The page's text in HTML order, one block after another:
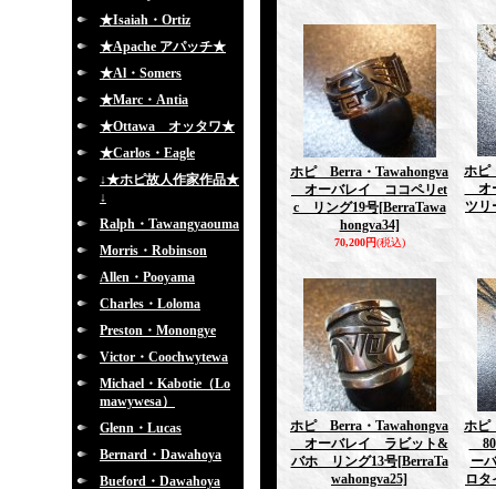
★Isaiah・Ortiz
★Apache アパッチ★
★Al・Somers
★Marc・Antia
★Ottawa オッタワ★
★Carlos・Eagle
↓★ホピ故人作家作品★
↓
Ralph・Tawangyaouma
Morris・Robinson
Allen・Pooyama
Charles・Loloma
Preston・Monongye
Victor・Coochwytewa
Michael・Kabotie（Lo
mawywesa）
Glenn・Lucas
Bernard・Dawahoya
Bueford・Dawahoya
ホピ Berra・Tawahongva
オーバレイ ココペリet
c リング19号[BerraTawa
hongva34]
70,200円(税込)
ホピ
オ
ツ
ホピ Berra・Tawahongva
オーバレイ ラビット&
バホ リング13号[BerraTa
wahongva25]
ホピ
80
ー
ロタ